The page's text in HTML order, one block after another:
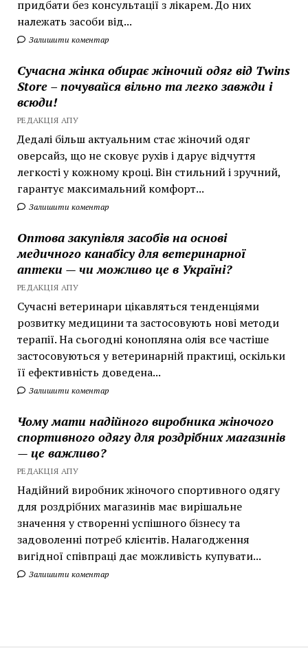
придбати без консультації з лікарем. До них
належать засоби від...
Залишити коментар
Сучасна жінка обирає жіночий одяг від Twins
Store – почувайся вільно та легко завжди і
всюди!
РЕДАКЦІЯ АПУ
Дедалі більш актуальним стає жіночий одяг
оверсайз, що не сковує рухів і дарує відчуття
легкості у кожному кроці. Він стильний і зручний,
гарантує максимальний комфорт...
Залишити коментар
Оптова закупівля засобів на основі
медичного канабісу для ветеринарної
аптеки — чи можливо це в Україні?
РЕДАКЦІЯ АПУ
Сучасні ветеринари цікавляться тенденціями
розвитку медицини та застосовують нові методи
терапії. На сьогодні конопляна олія все частіше
застосовуються у ветеринарній практиці, оскільки
її ефективність доведена...
Залишити коментар
Чому мати надійного виробника жіночого
спортивного одягу для роздрібних магазинів
— це важливо?
РЕДАКЦІЯ АПУ
Надійний виробник жіночого спортивного одягу
для роздрібних магазинів має вирішальне
значення у створенні успішного бізнесу та
задоволенні потреб клієнтів. Налагодження
вигідної співпраці дає можливість купувати...
Залишити коментар